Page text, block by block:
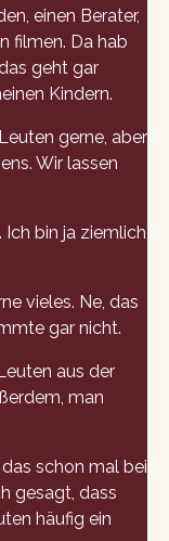
einen Berater,
filmen. Da hab
geht gar
Kindern.
gerne, aber
Wir lassen
Ich bin ja ziemlich
vieles. Ne, das
gar nicht.
aus der
man
schon mal bei
gesagt, dass
häufig ein